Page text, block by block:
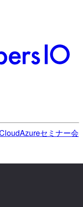
Azureセミナー会